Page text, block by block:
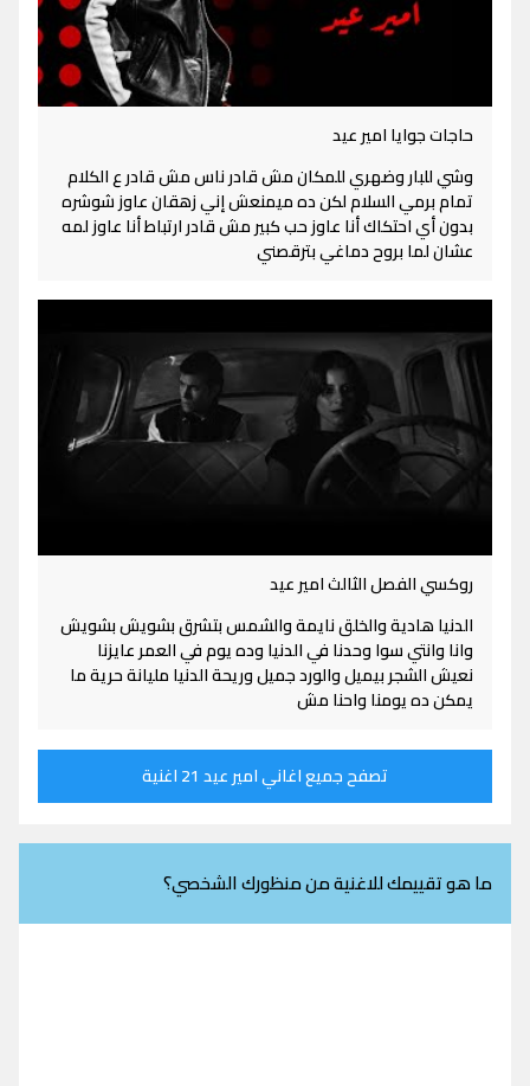
حاجات جوايا امير عيد
وشي للبار وضهري للمكان مش قادر ناس مش قادر ع الكلام
تمام برمي السلام لكن ده ميمنعش إني زهقان عاوز شوشره
بدون أي احتكاك أنا عاوز حب كبير مش قادر ارتباط أنا عاوز لمه
عشان لما بروح دماغي بترقصني
روكسي الفصل الثالث امير عيد
الدنيا هادية والخلق نايمة والشمس بتشرق بشويش بشويش
وانا وانتي سوا وحدنا في الدنيا وده يوم في العمر عايزنا
نعيش الشجر بيميل والورد جميل وريحة الدنيا مليانة حرية ما
يمكن ده يومنا واحنا مش
تصفح جميع اغاني امير عيد 21 اغنية
ما هو تقييمك للاغنية من منظورك الشخصي؟